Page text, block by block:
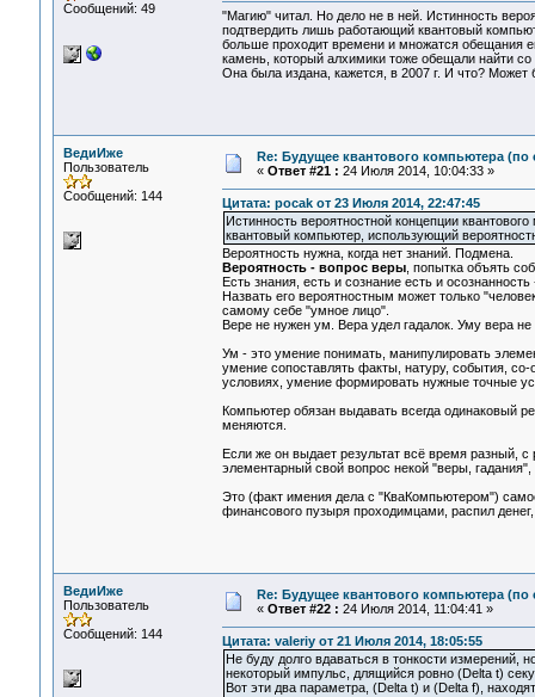
Сообщений: 49
"Магию" читал. Но дело не в ней. Истинность
подтвердить лишь работающий квантовый
больше проходит времени и множатся обещания
камень, который алхимики тоже обещали найти
Она была издана, кажется, в 2007 г. И что?
ВедиИже
Пользователь
Сообщений: 144
Re: Будущее квантового компьютера (по
« Ответ #21 : 24 Июля 2014, 10:04:33 »
Цитата: pocak от 23 Июля 2014, 22:47:45
Истинность вероятностной концепции
квантовый компьютер, использующий
Вероятность нужна, когда нет знаний. Подмена.
Вероятность - вопрос веры, попытка объять
Есть знания, есть и сознание есть и
Назвать его вероятностным может только
самому себе "умное лицо".
Вере не нужен ум. Вера удел гадалок. Уму вера
Ум - это умение понимать, манипулировать
умение сопоставлять факты, натуру, события,
условиях, умение формировать нужные точные
Компьютер обязан выдавать всегда одинаковый
меняются.
Если же он выдает результат всё время разный,
элементарный свой вопрос некой "веры,
Это (факт имения дела с "КваКомпьютером")
финансового пузыря проходимцами, распил
ВедиИже
Пользователь
Сообщений: 144
Re: Будущее квантового компьютера (по
« Ответ #22 : 24 Июля 2014, 11:04:41 »
Цитата: valeriy от 21 Июля 2014, 18:05:55
Не буду долго вдаваться в тонкости измерений,
некоторый импульс, длящийся ровно (Delta t)
Вот эти два параметра, (Delta t) и (Delta f),